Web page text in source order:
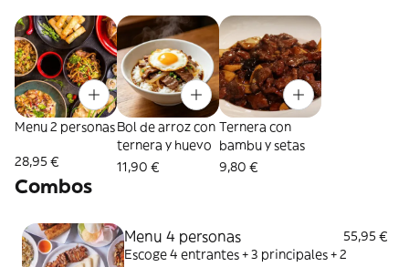
Menu 2 personas
28,95 €
Bol de arroz con
ternera y huevo
11,90 €
Ternera con
bambu y setas
9,80 €
Combos
Menu 4 personas
55,95 €
Escoge 4 entrantes + 3 principales + 2